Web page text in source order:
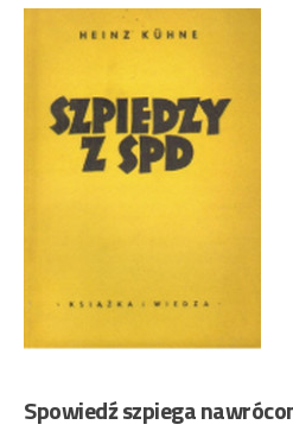
Spowiedź szpiega